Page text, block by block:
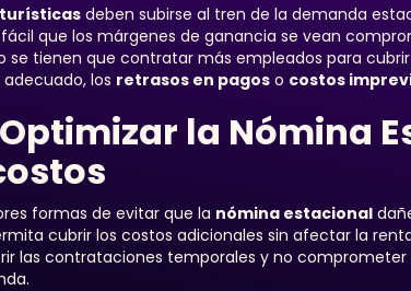
deben subirse al tren de la demanda
que los márgenes de ganancia se vean
se tienen que contratar más empleados para
los retrasos en pagoso costos
la Nómina
formas de evitar que la nómina estacional
cubrir los costos adicionales sin afectar la
las contrataciones temporales y no